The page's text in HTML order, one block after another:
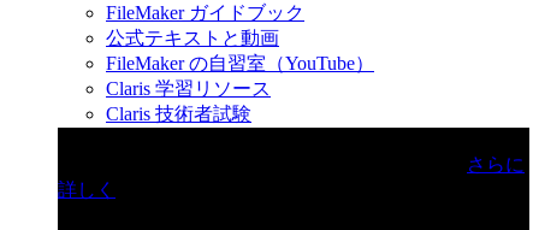
FileMaker ガイドブック
公式テキストと動画
FileMaker の自習室（YouTube）
Claris 学習リソース
Claris 技術者試験
さらに
詳しく